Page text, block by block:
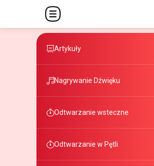
Artykuły
Nagrywanie Dźwięku
Odtwarzanie wsteczne
Odtwarzanie w Pętli